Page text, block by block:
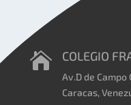
 COLEGIO
Av.D de Campo
Caracas,